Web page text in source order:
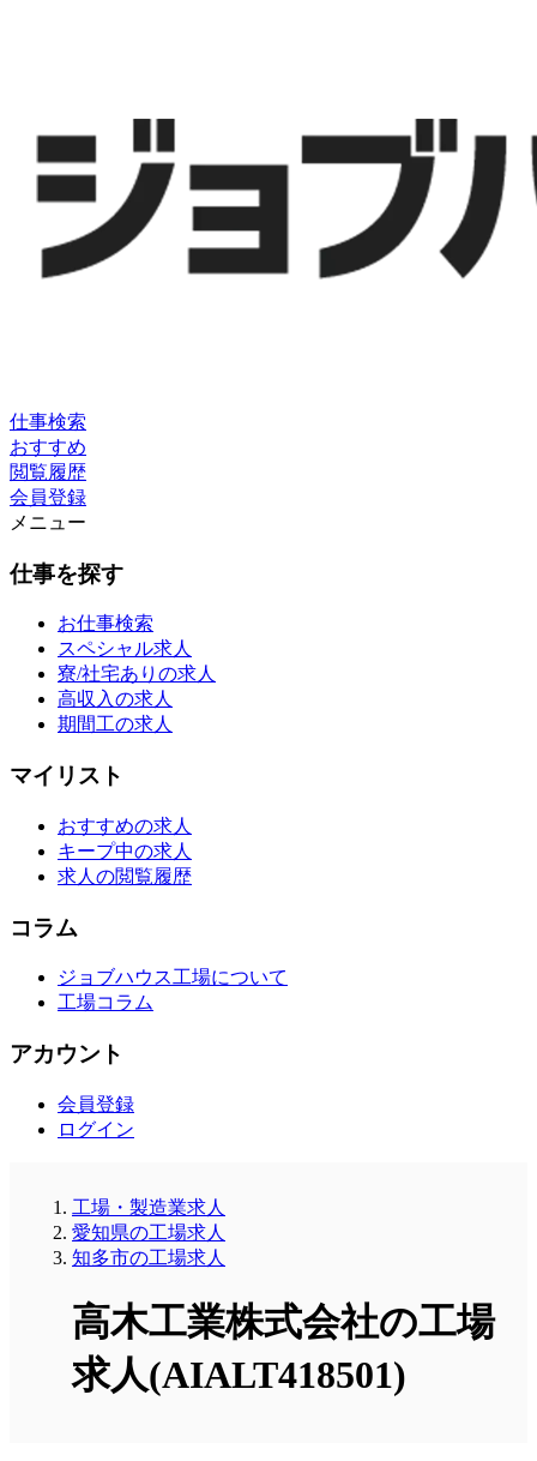
仕事検索
おすすめ
閲覧履歴
会員登録
メニュー
仕事を探す
お仕事検索
スペシャル求人
寮/社宅ありの求人
高収入の求人
期間工の求人
マイリスト
おすすめの求人
キープ中の求人
求人の閲覧履歴
コラム
ジョブハウス工場について
工場コラム
アカウント
会員登録
ログイン
工場・製造業求人
愛知県の工場求人
知多市の工場求人
高木工業株式会社の工場
求人(AIALT418501)